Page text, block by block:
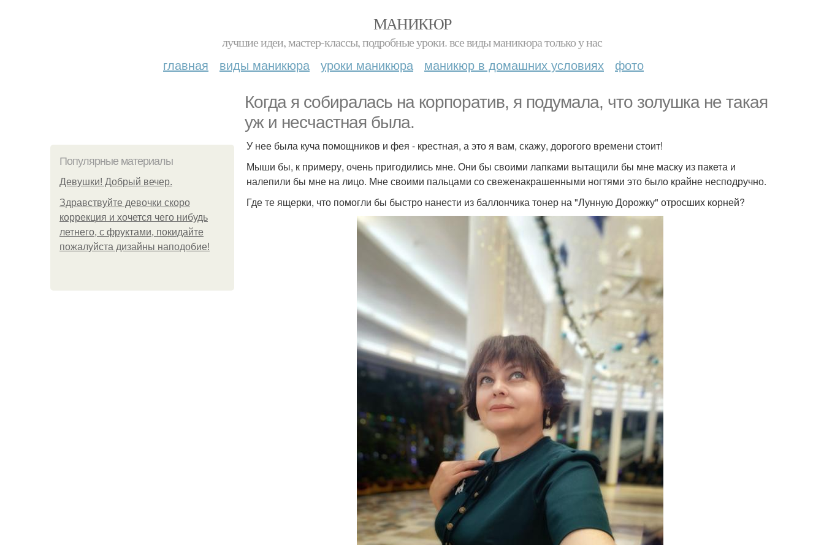
МАНИКЮР
лучшие идеи, мастер-классы, подробные уроки. все виды маникюра только у нас
главная виды маникюра уроки маникюра маникюр в домашних условиях фото
Когда я собиралась на корпоратив, я подумала, что золушка не такая
уж и несчастная была.
Популярные материалы
Девушки! Добрый вечер.
Здравствуйте девочки скоро
коррекция и хочется чего нибудь
летнего, с фруктами, покидайте
пожалуйста дизайны наподобие!
У нее была куча помощников и фея - крестная, а это я вам, скажу, дорогого времени стоит!
Мыши бы, к примеру, очень пригодились мне. Они бы своими лапками вытащили бы мне маску из пакета и
налепили бы мне на лицо. Мне своими пальцами со свеженакрашенными ногтями это было крайне несподручно.
Где те ящерки, что помогли бы быстро нанести из баллончика тонер на "Лунную Дорожку" отросших корней?